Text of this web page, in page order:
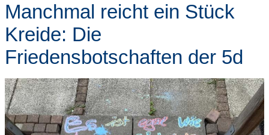
Manchmal reicht ein Stück
Kreide: Die
Friedensbotschaften der 5d